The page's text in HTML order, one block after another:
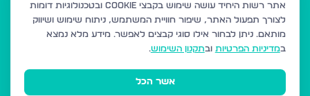
גבעת זאב
בית שמש
רכסים
מודיעין עילית
אתר רשות היחיד עושה שימוש בקבצי Cookie ובטכנולוגיות דומות
לצורך תפעול האתר, שיפור חוויית המשתמש, ניתוח שימוש ושיווק
מותאם. ניתן לבחור אילו סוגי קבצים לאפשר. מידע מלא נמצא
במדיניות הפרטיות ובתקנון השימוש.
אשר הכל